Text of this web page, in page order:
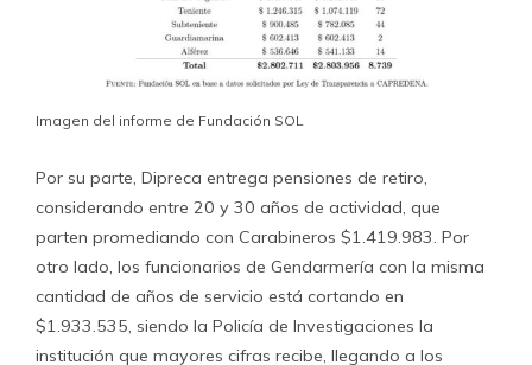
Imagen del informe de Fundación SOL
Por su parte, Dipreca entrega pensiones de retiro,
considerando entre 20 y 30 años de actividad, que
parten promediando con Carabineros $1.419.983. Por
otro lado, los funcionarios de Gendarmería con la misma
cantidad de años de servicio está cortando en
$1.933.535, siendo la Policía de Investigaciones la
institución que mayores cifras recibe, llegando a los